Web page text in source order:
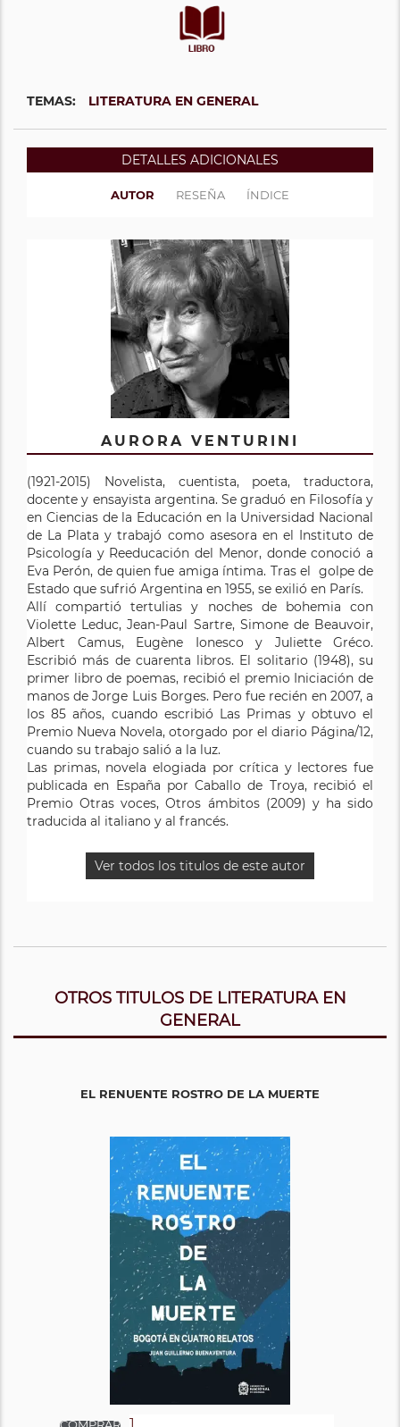
TEMAS: LITERATURA EN GENERAL
DETALLES ADICIONALES
AUTOR RESEÑA ÍNDICE
AURORA VENTURINI
(1921-2015) Novelista, cuentista, poeta, traductora,
docente y ensayista argentina. Se graduó en Filosofía y
en Ciencias de la Educación en la Universidad Nacional
de La Plata y trabajó como asesora en el Instituto de
Psicología y Reeducación del Menor, donde conoció a
Eva Perón, de quien fue amiga íntima. Tras el golpe de
Estado que sufrió Argentina en 1955, se exilió en París.
Allí compartió tertulias y noches de bohemia con
Violette Leduc, Jean-Paul Sartre, Simone de Beauvoir,
Albert Camus, Eugène Ionesco y Juliette Gréco.
Escribió más de cuarenta libros. El solitario (1948), su
primer libro de poemas, recibió el premio Iniciación de
manos de Jorge Luis Borges. Pero fue recién en 2007, a
los 85 años, cuando escribió Las Primas y obtuvo el
Premio Nueva Novela, otorgado por el diario Página/12,
cuando su trabajo salió a la luz.
Las primas, novela elogiada por crítica y lectores fue
publicada en España por Caballo de Troya, recibió el
Premio Otras voces, Otros ámbitos (2009) y ha sido
traducida al italiano y al francés.
Ver todos los titulos de este autor
OTROS TITULOS DE LITERATURA EN
GENERAL
EL RENUENTE ROSTRO DE LA MUERTE